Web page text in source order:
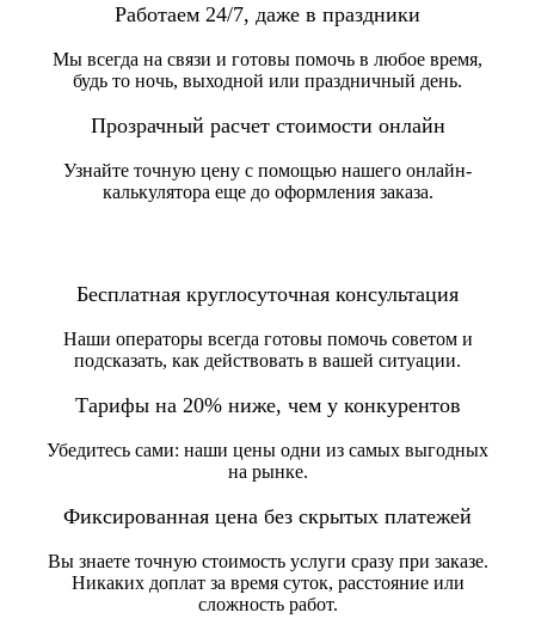
Работаем 24/7, даже в праздники
Мы всегда на связи и готовы помочь в любое время,
будь то ночь, выходной или праздничный день.
Прозрачный расчет стоимости онлайн
Узнайте точную цену с помощью нашего онлайн-
калькулятора еще до оформления заказа.
Бесплатная круглосуточная консультация
Наши операторы всегда готовы помочь советом и
подсказать, как действовать в вашей ситуации.
Тарифы на 20% ниже, чем у конкурентов
Убедитесь сами: наши цены одни из самых выгодных
на рынке.
Фиксированная цена без скрытых платежей
Вы знаете точную стоимость услуги сразу при заказе.
Никаких доплат за время суток, расстояние или
сложность работ.